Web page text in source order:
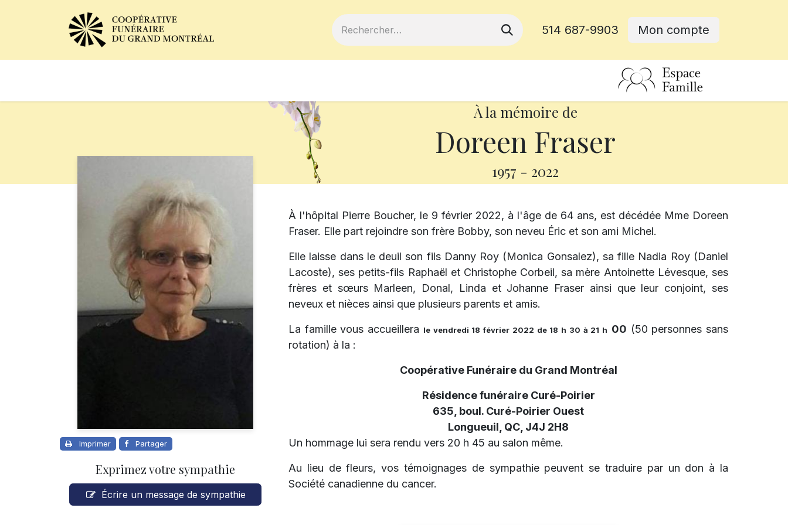
514 687-9903 Mon compte
À la mémoire de
Doreen Fraser
1957 - 2022
Imprimer Partager
Exprimez votre sympathie
Écrire un message de sympathie
À l'hôpital Pierre Boucher, le 9 février 2022, à l'âge de 64 ans, est décédée Mme Doreen
Fraser. Elle part rejoindre son frère Bobby, son neveu Éric et son ami Michel.
Elle laisse dans le deuil son fils Danny Roy (Monica Gonsalez), sa fille Nadia Roy (Daniel
Lacoste), ses petits-fils Raphaël et Christophe Corbeil, sa mère Antoinette Lévesque, ses
frères et sœurs Marleen, Donal, Linda et Johanne Fraser ainsi que leur conjoint, ses
neveux et nièces ainsi que plusieurs parents et amis.
La famille vous accueillera le vendredi 18 février 2022 de 18 h 30 à 21 h 00 (50 personnes sans
rotation) à la :
Coopérative Funéraire du Grand Montréal
Résidence funéraire Curé-Poirier
635, boul. Curé-Poirier Ouest
Longueuil, QC, J4J 2H8
Un hommage lui sera rendu vers 20 h 45 au salon même.
Au lieu de fleurs, vos témoignages de sympathie peuvent se traduire par un don à la
Société canadienne du cancer.